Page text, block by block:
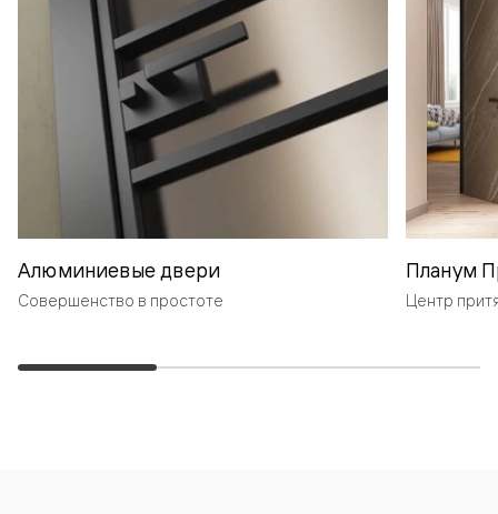
Алюминиевые двери
Совершенство в простоте
Планум
Центр